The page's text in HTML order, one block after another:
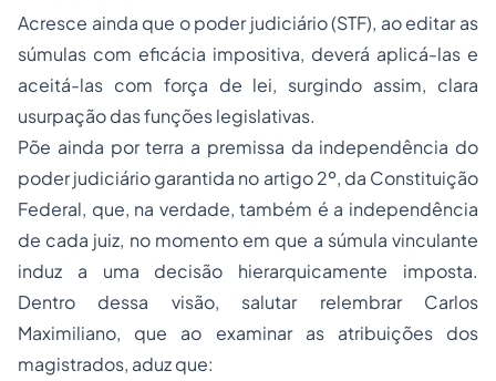
Acresce ainda que o poder judiciário (STF), ao editar as
súmulas com eficácia impositiva, deverá aplicá-las e
aceitá-las com força de lei, surgindo assim, clara
usurpação das funções legislativas.
Põe ainda por terra a premissa da independência do
poder judiciário garantida no artigo 2º, da Constituição
Federal, que, na verdade, também é a independência
de cada juiz, no momento em que a súmula vinculante
induz a uma decisão hierarquicamente imposta.
Dentro dessa visão, salutar relembrar Carlos
Maximiliano, que ao examinar as atribuições dos
magistrados, aduz que: